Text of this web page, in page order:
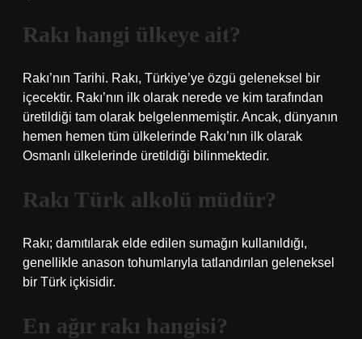
Rakı hangi ülkeye ait?
Rakı’nın Tarihi. Rakı, Türkiye’ye özgü geleneksel bir
içecektir. Rakı’nın ilk olarak nerede ve kim tarafından
üretildiği tam olarak belgelenmemiştir. Ancak, dünyanın
hemen hemen tüm ülkelerinde Rakı’nın ilk olarak
Osmanlı ülkelerinde üretildiği bilinmektedir.
Rakı Türk alkolü müdür?
Rakı; damıtılarak elde edilen sumağın kullanıldığı,
genellikle anason tohumlarıyla tatlandırılan geleneksel
bir Türk içkisidir.
En ağır rakı hangisi?